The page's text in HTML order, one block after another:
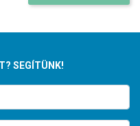
SEGÍTÜNK!